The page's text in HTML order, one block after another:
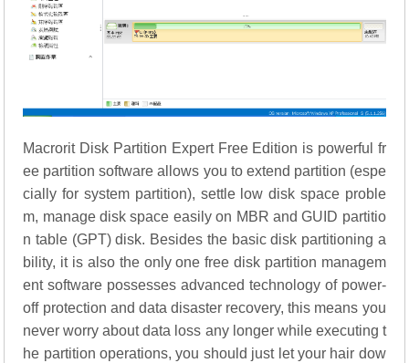
Macrorit Disk Partition Expert Free Edition is powerful fr
ee partition software allows you to extend partition (espe
cially for system partition), settle low disk space proble
m, manage disk space easily on MBR and GUID partitio
n table (GPT) disk. Besides the basic disk partitioning a
bility, it is also the only one free disk partition managem
ent software possesses advanced technology of power-
off protection and data disaster recovery, this means you
never worry about data loss any longer while executing t
he partition operations, you should just let your hair dow